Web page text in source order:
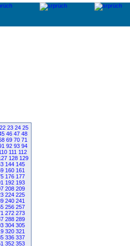
22 23 24 25
46 47 48
69 70 71
92 93 94
111 112
128 129
144 145
160 161
176 177
192 193
208 209
224 225
240 241
256 257
272 273
288 289
304 305
320 321
336 337
352 353